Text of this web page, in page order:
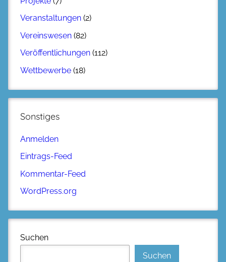
Veranstaltungen (2)
Vereinswesen (82)
Veröffentlichungen (112)
Wettbewerbe (18)
Sonstiges
Anmelden
Eintrags-Feed
Kommentar-Feed
WordPress.org
Suchen
Suchen